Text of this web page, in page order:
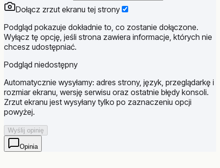
Dołącz zrzut ekranu tej strony
Podgląd pokazuje dokładnie to, co zostanie dołączone.
Wyłącz tę opcję, jeśli strona zawiera informacje, których nie
chcesz udostępniać.
Podgląd niedostępny
Automatycznie wysyłamy: adres strony, język, przeglądarkę i
rozmiar ekranu, wersję serwisu oraz ostatnie błędy konsoli.
Zrzut ekranu jest wysyłany tylko po zaznaczeniu opcji
powyżej.
Wyślij opinię
Opinia